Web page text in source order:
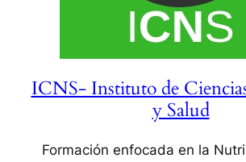
ICNS- Instituto de
y Salud
Formación enfocada en la